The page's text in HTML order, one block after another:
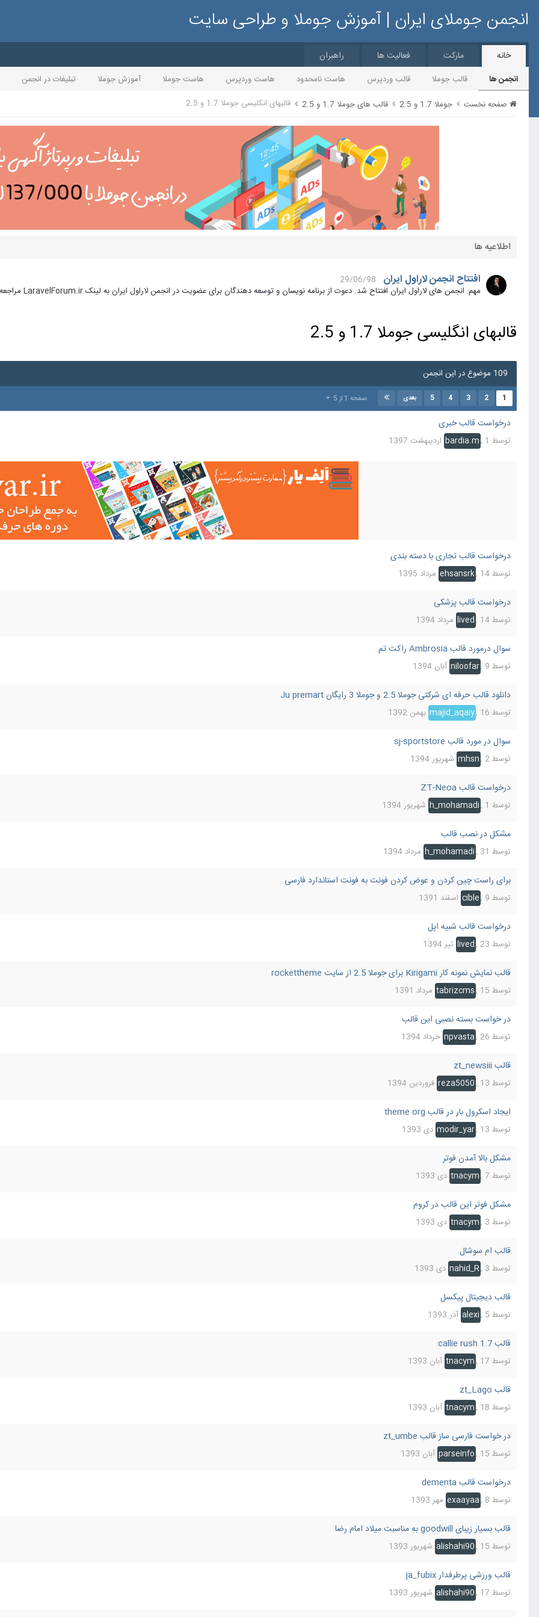
انجمن جوملای ایران | آموزش جوملا و طراحی سایت
خانه
انجمن ها قالب جوملا قالب وردپرس هاست نامحدود هاست وردپرس هاست جوملا آموزش جوملا تبلیغات در انجمن
مارکت فعالیت ها راهبران
صفحه نخست جوملا 1.7 و 2.5 قالب های جوملا 1.7 و 2.5 قالبهای انگلیسی جوملا 1.7 و 2.5
اطلاعیه ها
افتتاح انجمن لاراول ایران
29/06/98
مهم: انجمن های لاراول ایران افتتاح شد. دعوت از برنامه نویسان و توسعه دهندگان برای عضویت در انجمن لاراول ایران به لینک LaravelForum.ir مراجعه نمایید
قالبهای انگلیسی جوملا 1.7 و 2.5
109 موضوع در این انجمن
1
2
3
4
5 بعدی صفحه 1 از 5
درخواست قالب خبری
توسط bardia.m, 1 اردیبهشت 1397
درخواست قالب تجاری با دسته بندی
توسط ehsansrk, 14 مرداد 1395
درخواست قالب پزشکی
توسط lived, 14 مرداد 1394
سوال درمورد قالب Ambrosia راکت تم
توسط niloofar, 9 آبان 1394
دانلود قالب حرفه ای شرکتی جوملا 2.5 و جوملا 3 رایگان Ju premart
توسط majid_aqaiy, 16 بهمن 1392
سوال در مورد قالب sj-sportstore
توسط mhsn, 2 شهریور 1394
درخواست قالب ZT-Neoa
توسط h_mohamadi, 1 شهریور 1394
مشکل در نصب قالب
توسط h_mohamadi, 31 مرداد 1394
برای راست چین کردن و عوض کردن فونت به فونت استاندارد فارسی
توسط cible, 9 اسفند 1391
درخواست قالب شبیه اپل
توسط lived, 23 تیر 1394
قالب نمایش نمونه کار Kirigami برای جوملا 2.5 از سایت rockettheme
توسط tabrizcms, 15 مرداد 1391
در خواست بسته نصبی این قالب
توسط npvasta, 26 خرداد 1394
قالب zt_newsiii
توسط reza5050, 13 فروردین 1394
ایجاد اسکرول بار در قالب theme org
توسط modir_yar, 13 دی 1393
مشکل بالا آمدن فوتر
توسط tnacym, 7 دی 1393
مشکل فوتر این قالب در کروم
توسط tnacym, 3 دی 1393
قالب ام سوشال
توسط nahid_R, 3 دی 1393
قالب دیجیتال پیکسل
توسط alexi, 5 آذر 1393
قالب 1.7 callie rush
توسط tnacym, 17 آبان 1393
قالب zt_Lago
توسط tnacym, 18 آبان 1393
در خواست فارسی ساز قالب zt_umbe
توسط parseinfo, 15 آبان 1393
درخواست قالب dementa
توسط exaayaa, 8 مهر 1393
قالب بسیار زیبای goodwill به مناسبت میلاد امام رضا
توسط alishahi90, 15 شهریور 1393
قالب ورزشی پرطرفدار ja_fubix
توسط alishahi90, 17 شهریور 1393